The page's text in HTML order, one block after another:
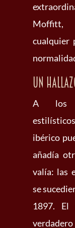
Moffitt,
cualquier
Un
A los
ibérico
añadía
valía: las
se
1897. El